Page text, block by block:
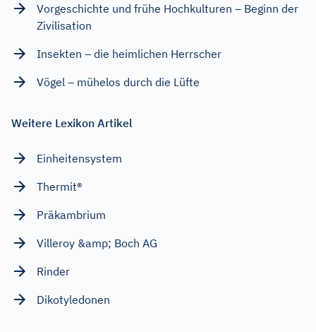
Vorgeschichte und frühe Hochkulturen – Beginn der
Zivilisation
Insekten – die heimlichen Herrscher
Vögel – mühelos durch die Lüfte
Weitere Lexikon Artikel
Einheitensystem
Thermit®
Präkambrium
Villeroy &amp; Boch AG
Rinder
Dikotyledonen